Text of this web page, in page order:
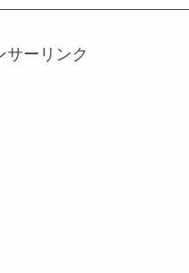
サーリンク